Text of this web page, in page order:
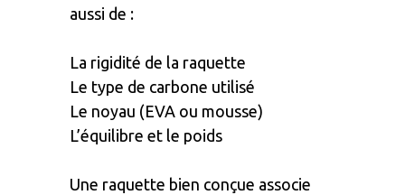
aussi de :
La rigidité de la raquette
Le type de carbone utilisé
Le noyau (EVA ou mousse)
L’équilibre et le poids
Une raquette bien conçue associe